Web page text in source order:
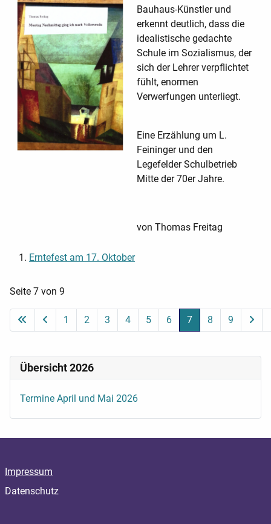
Bauhaus-Künstler und
erkennt deutlich, dass die
idealistische gedachte
Schule im Sozialismus, der
sich der Lehrer verpflichtet
fühlt, enormen
Verwerfungen unterliegt.
Eine Erzählung um L.
Feininger und den
Legefelder Schulbetrieb
Mitte der 70er Jahre.
von Thomas Freitag
Erntefest am 17. Oktober
Seite 7 von 9
1 2 3 4 5 6 7 8 9
Übersicht 2026
Termine April und Mai 2026
Impressum
Datenschutz